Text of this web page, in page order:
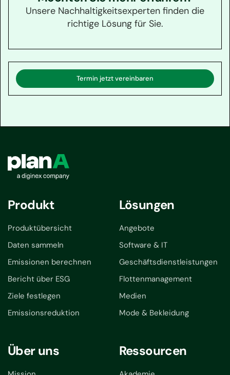
Unsere Nachhaltigkeitsexperten finden die
richtige Lösung für Sie.
Termin jetzt vereinbaren
Produkt
Produktübersicht
Daten sammeln
Emissionen berechnen
Bericht über ESG
Ziele festlegen
Emissionsreduktion
Lösungen
Angebote
Software & IT
Geschäftsdienstleistungen
Flottenmanagement
Medien
Mode & Bekleidung
Über uns Ressourcen